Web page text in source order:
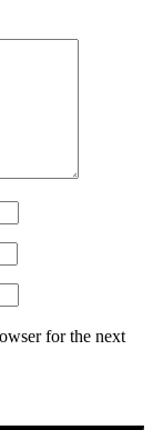
for the next